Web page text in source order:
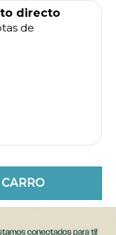
directo
de